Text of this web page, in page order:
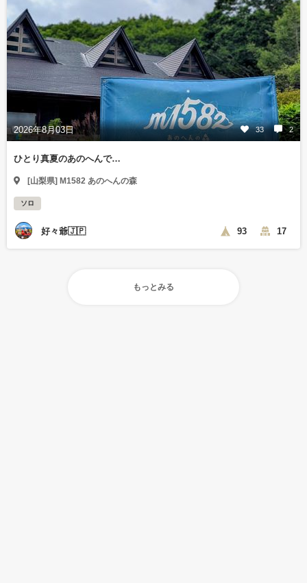
2026年8月03日 33 2
ひとり真夏のあのへんで…
[山梨県] M1582 あのへんの森
ソロ
好々爺🇯🇵 93 17
もっとみる